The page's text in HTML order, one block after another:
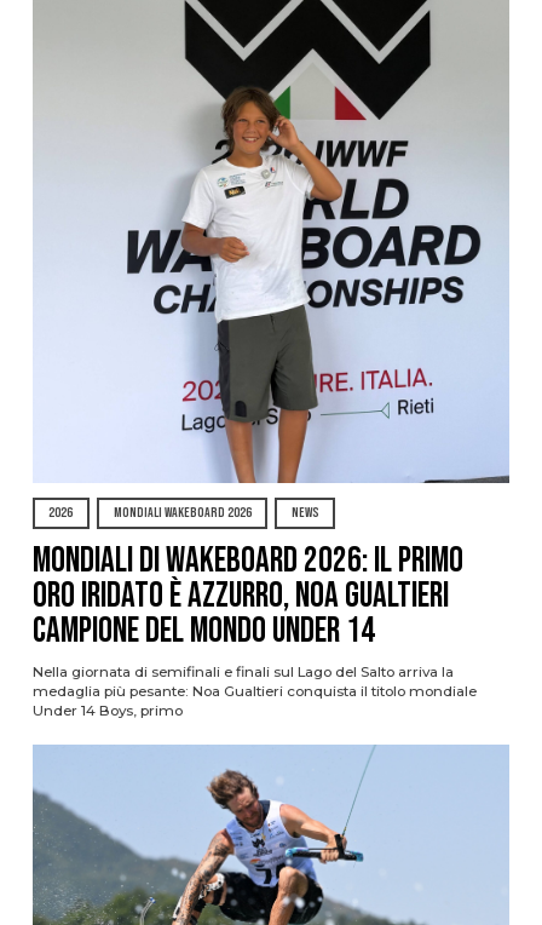
2026 MONDIALI WAKEBOARD 2026 NEWS
Mondiali di Wakeboard 2026: il primo
oro iridato è azzurro, Noa Gualtieri
campione del mondo Under 14
Nella giornata di semifinali e finali sul Lago del Salto arriva la
medaglia più pesante: Noa Gualtieri conquista il titolo mondiale
Under 14 Boys, primo